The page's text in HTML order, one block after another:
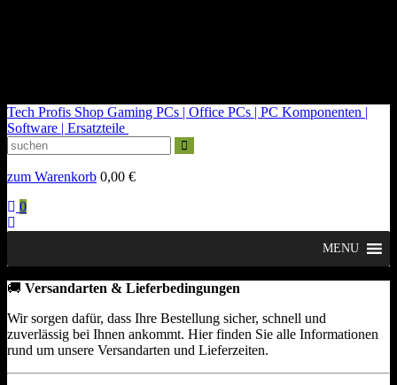
Tech Profis Shop Gaming PCs | Office PCs | PC Komponenten |
Software | Ersatzteile
zum Warenkorb 0,00 €
0
MENU
🚚 Versandarten & Lieferbedingungen
Wir sorgen dafür, dass Ihre Bestellung sicher, schnell und
zuverlässig bei Ihnen ankommt. Hier finden Sie alle Informationen
rund um unsere Versandarten und Lieferzeiten.